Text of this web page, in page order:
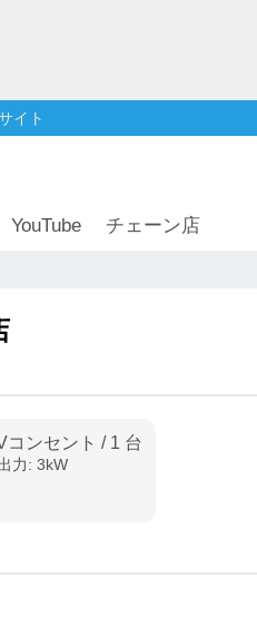
イト
YouTube チェーン店
コンセント / 1 台
力: 3kW